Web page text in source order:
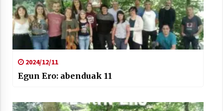
2024/12/11
Egun Ero: abenduak 11